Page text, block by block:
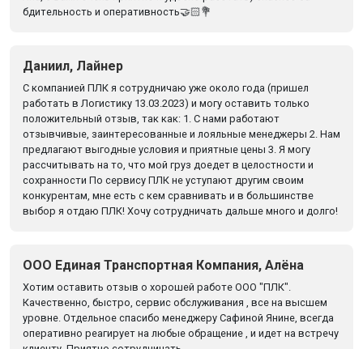
бдительность и оперативность🤝🏻💐
Даниил, Лайнер
С компанией ПЛК я сотрудничаю уже около года (пришел
работать в Логистику 13.03.2023) и могу оставить только
положительный отзыв, так как: 1. С нами работают
отзывчивые, заинтересованные и лояльные менеджеры 2. Нам
предлагают выгодные условия и приятные цены 3. Я могу
рассчитывать на то, что мой груз доедет в целостности и
сохранности По сервису ПЛК не уступают другим своим
конкурентам, мне есть с кем сравнивать и в большинстве
выбор я отдаю ПЛК! Хочу сотрудничать дальше много и долго!
ООО Единая Транспортная Компания, Алёна
Хотим оставить отзыв о хорошей работе ООО "ПЛК".
Качественно, быстро, сервис обслуживания , все на высшем
уровне. Отдельное спасибо менеджеру Сафиной Янине, всегда
оперативно реагирует на любые обращение , и идет на встречу